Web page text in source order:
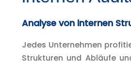
Analyse von internen
Jedes Unternehmen
Strukturen und Abläufe